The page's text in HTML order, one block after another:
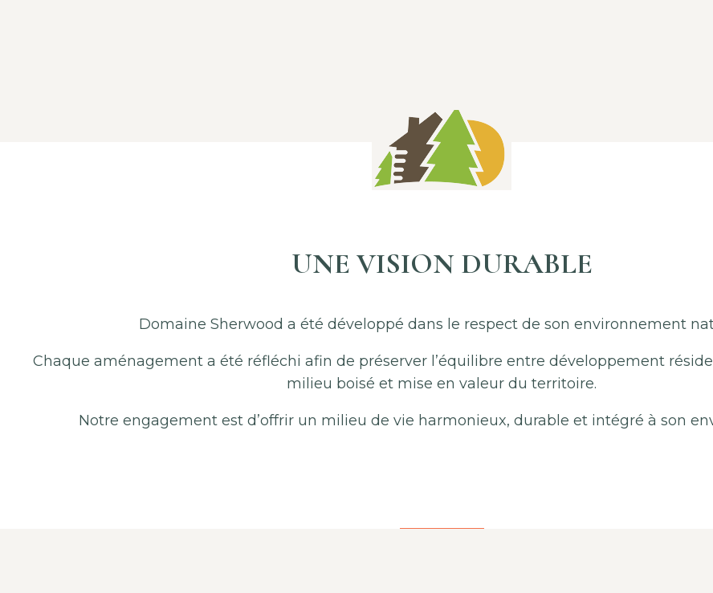
UNE VISION DURABLE
Domaine Sherwood a été développé dans le respect de son environnement
Chaque aménagement a été réfléchi afin de préserver l’équilibre entre développement
milieu boisé et mise en valeur du territoire.
Notre engagement est d’offrir un milieu de vie harmonieux, durable et intégré à son